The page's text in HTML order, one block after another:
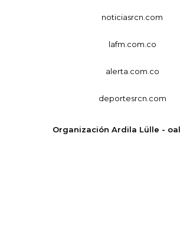
noticiasrcn.com
lafm.com.co
alerta.com.co
deportesrcn.com
Organización Ardila Lülle -